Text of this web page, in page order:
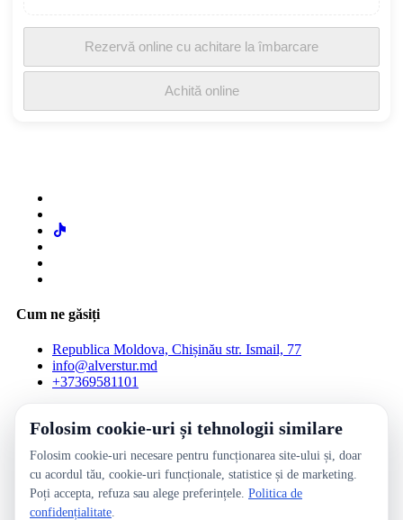
Rezervă online cu achitare la îmbarcare
Achită online
Cum ne găsiți
Republica Moldova, Chișinău str. Ismail, 77
info@alverstur.md
+37369581101
Obiecte pierdute
Termeni și condiții de achitare online
Întrebări frecvente
Blog
Termeni și condiții website
Folosim cookie-uri și tehnologii similare
Folosim cookie-uri necesare pentru funcționarea site-ului și, doar
cu acordul tău, cookie-uri funcționale, statistice și de marketing.
Poți accepta, refuza sau alege preferințele. Politica de
confidențialitate.